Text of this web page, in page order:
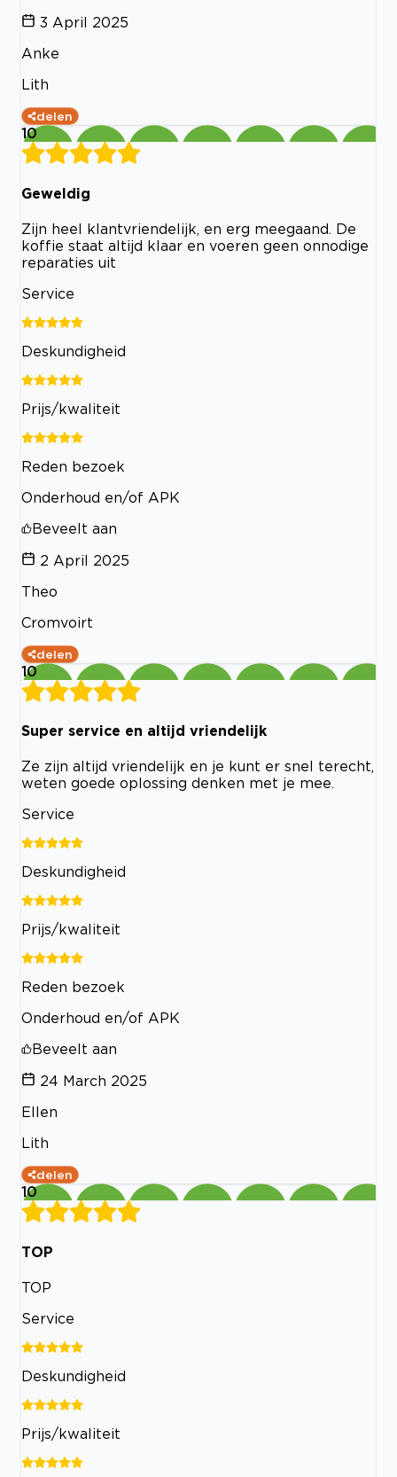
3 April 2025
Anke
Lith
delen
10
Geweldig
Zijn heel klantvriendelijk, en erg meegaand. De
koffie staat altijd klaar en voeren geen onnodige
reparaties uit
Service
Deskundigheid
Prijs/kwaliteit
Reden bezoek
Onderhoud en/of APK
Beveelt aan
2 April 2025
Theo
Cromvoirt
delen
10
Super service en altijd vriendelijk
Ze zijn altijd vriendelijk en je kunt er snel terecht,
weten goede oplossing denken met je mee.
Service
Deskundigheid
Prijs/kwaliteit
Reden bezoek
Onderhoud en/of APK
Beveelt aan
24 March 2025
Ellen
Lith
delen
10
TOP
TOP
Service
Deskundigheid
Prijs/kwaliteit